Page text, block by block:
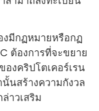
งมีกฏหมายหรือกฏ
ต้องการที่จะขยาย
งคริปโตเคอร์เรน
นั้นสร้างความกังวล
าวเสริม